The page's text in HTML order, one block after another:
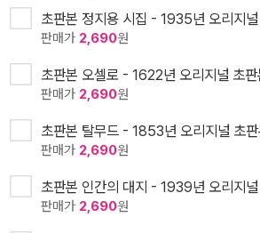
초판본 정지용 시집 - 1935년 오리지
판매가 2,690원
초판본 오셀로 - 1622년 오리지널 초
판매가 2,690원
초판본 탈무드 - 1853년 오리지널 초
판매가 2,690원
초판본 인간의 대지 - 1939년 오리지
판매가 2,690원